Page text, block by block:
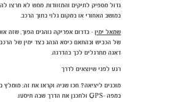
גדול מספיק לתיקים והמזוודות. ממש לא תרצו
במושב האחורי או במקום גלוי בתוך הרכב.
שמאל ימין- בדרום אפריקה נוהגים הפוך, שזה
של הכביש ובהתאם כיסא הנהג בצד ימין של
דאגה מתרגלים לכך בהדרגה.
רגע לפני שיוצאים לדרך
מוכנים ליציאה? חכו שניה וקראו את זה: מומלץ
במפה -GPS ולתכנן את הדרך שבה תיסעו.